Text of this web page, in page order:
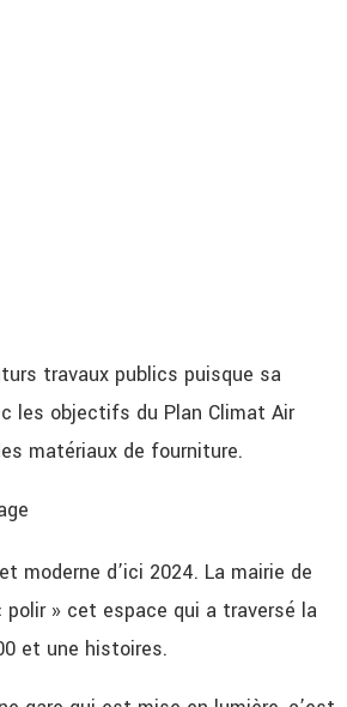
travaux publics puisque sa
les objectifs du Plan Climat Air
matériaux de fourniture.
moderne d’ici 2024. La mairie de
» cet espace qui a traversé la
et une histoires.